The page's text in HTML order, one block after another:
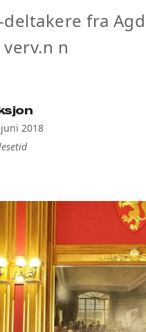
deltakere fra
n
2018